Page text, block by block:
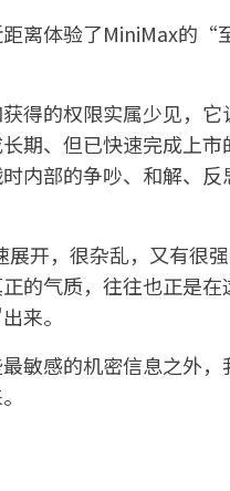
离体验了MiniMax的“
得的权限实属少见，它
期、但已快速完成上市
内部的争吵、和解、反
展开，很杂乱，又有很
的气质，往往也正是在
来。
敏感的机密信息之外，